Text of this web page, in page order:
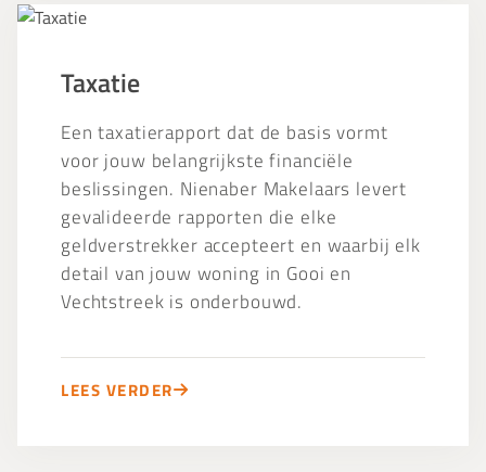
Taxatie
Taxatie
Een taxatierapport dat de basis vormt
voor jouw belangrijkste financiële
beslissingen. Nienaber Makelaars levert
gevalideerde rapporten die elke
geldverstrekker accepteert en waarbij elk
detail van jouw woning in Gooi en
Vechtstreek is onderbouwd.
LEES VERDER